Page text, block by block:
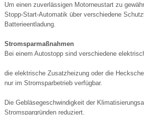
Um einen zuverlässigen Motorneustart zu
Stopp-Start-Automatik über verschiedene
Batterieentladung.
Stromsparmaßnahmen
Bei einem Autostopp sind verschiedene
die elektrische Zusatzheizung oder die
nur im Stromsparbetrieb verfügbar.
Die Gebläsegeschwindigkeit der
Stromspargründen reduziert.